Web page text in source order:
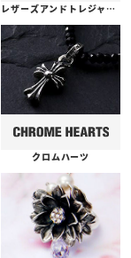
レザーズアンドトレジャーズ
クロムハーツ